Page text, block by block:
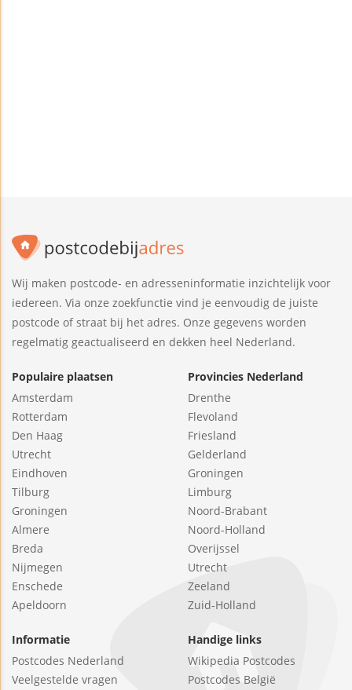
Wij maken postcode- en adresseninformatie inzichtelijk voor
iedereen. Via onze zoekfunctie vind je eenvoudig de juiste
postcode of straat bij het adres. Onze gegevens worden
regelmatig geactualiseerd en dekken heel Nederland.
Populaire plaatsen
Amsterdam
Rotterdam
Den Haag
Utrecht
Eindhoven
Tilburg
Groningen
Almere
Breda
Nijmegen
Enschede
Apeldoorn
Provincies Nederland
Drenthe
Flevoland
Friesland
Gelderland
Groningen
Limburg
Noord-Brabant
Noord-Holland
Overijssel
Utrecht
Zeeland
Zuid-Holland
Informatie
Postcodes Nederland
Veelgestelde vragen
Handige links
Wikipedia Postcodes
Postcodes België